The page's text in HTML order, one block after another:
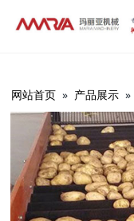
网站首页 » 产品展示 »